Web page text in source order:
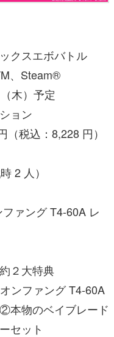
クスエボバトル
、Steam®
木）予定
ョン
（税込：8,228 円）
2 人）
ファング T4-60A レ
２大特典
ンファング T4-60A
本物のベイブレード
セット